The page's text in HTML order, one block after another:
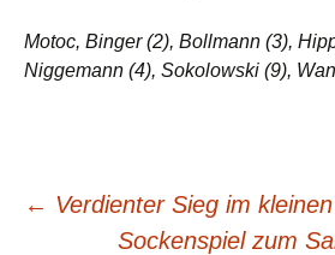
Motoc, Binger (2), Bollmann (3),
Niggemann (4), Sokolowski (9),
Beitragsnavigation
← Verdienter Sieg im
Sockenspiel zum